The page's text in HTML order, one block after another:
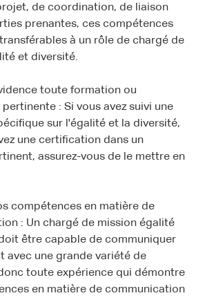
de coordination, de liaison
prenantes, ces compétences
à un rôle de chargé de
et diversité.
toute formation ou
: Si vous avez suivi une
sur l'égalité et la diversité,
une certification dans un
assurez-vous de le mettre en
compétences en matière de
: Un chargé de mission égalité
être capable de communiquer
avec une grande variété de
toute expérience qui démontre
en matière de communication